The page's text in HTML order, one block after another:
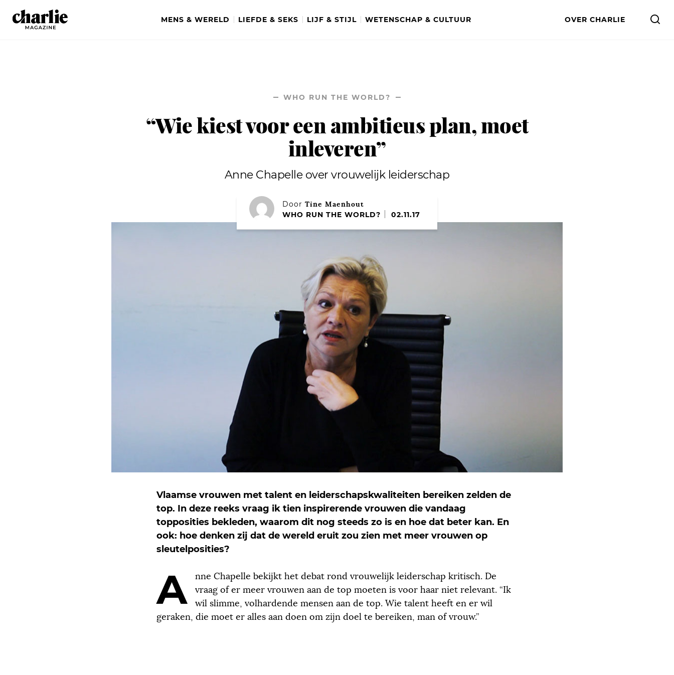
MENS & WERELD LIEFDE & SEKS LIJF & STIJL WETENSCHAP & CULTUUR OVER CHARLIE
WHO RUN THE WORLD?
“Wie kiest voor een ambitieus plan, moet
inleveren”
Anne Chapelle over vrouwelijk leiderschap
Door Tine Maenhout
WHO RUN THE WORLD? 02.11.17
Vlaamse vrouwen met talent en leiderschapskwaliteiten bereiken zelden de
top. In deze reeks vraag ik tien inspirerende vrouwen die vandaag
topposities bekleden, waarom dit nog steeds zo is en hoe dat beter kan. En
ook: hoe denken zij dat de wereld eruit zou zien met meer vrouwen op
sleutelposities?
A
nne Chapelle bekijkt het debat rond vrouwelijk leiderschap kritisch. De
vraag of er meer vrouwen aan de top moeten is voor haar niet relevant. “Ik
wil slimme, volhardende mensen aan de top. Wie talent heeft en er wil
geraken, die moet er alles aan doen om zijn doel te bereiken, man of vrouw.”